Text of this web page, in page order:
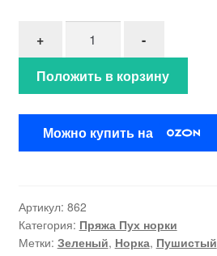
+
-
Положить в корзину
Можно купить на
Артикул: 862
Категория: Пряжа Пух норки
Метки: Зеленый, Норка, Пушистый